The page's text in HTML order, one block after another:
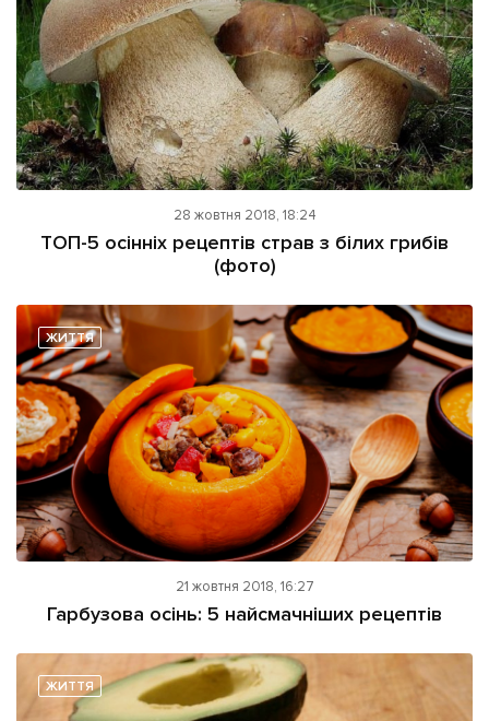
28 жовтня 2018, 18:24
ТОП-5 осінніх рецептів страв з білих грибів
(фото)
ЖИТТЯ
21 жовтня 2018, 16:27
Гарбузова осінь: 5 найсмачніших рецептів
ЖИТТЯ